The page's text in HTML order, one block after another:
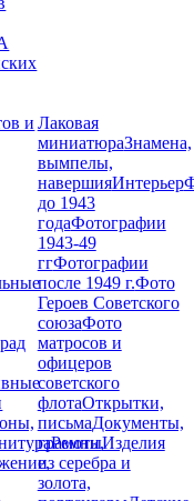
и
Ремни,
Лаковая
миниатюраЗнамена,
вымпелы,
навершияИнтерьер
до 1943
годаФотографии
1943-49
ггФотографии
после 1949 г.Фото
Героев Советского
союзаФото
матросов и
офицеров
советского
флотаОткрытки,
письмаДокументы,
грамотыИзделия
из серебра и
золота,